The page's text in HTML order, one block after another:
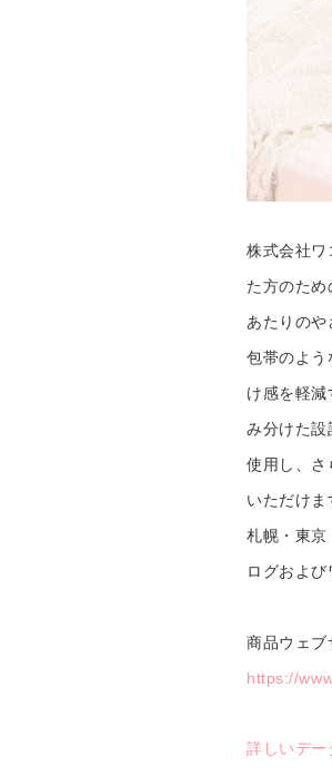
株式会社ワ
た方のた
あたりのや
包帯のよう
け感を軽
み分けた設
使用し、さ
いただけま
札幌・東
ログおよ
商品ウェブ
https://
詳しいデー